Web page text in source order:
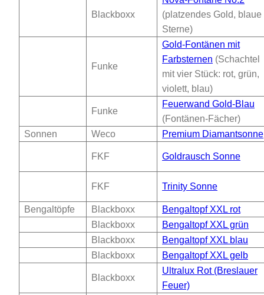
Blackboxx
(platzendes Gold, blaue
Sterne)
Funke
Gold-Fontänen mit
Farbsternen (Schachtel
mit vier Stück: rot, grün,
violett, blau)
Funke
Feuerwand Gold-Blau
(Fontänen-Fächer)
Sonnen
Weco Premium Diamantsonne
FKF Goldrausch Sonne
FKF Trinity Sonne
Bengaltöpfe Blackboxx
Bengaltopf XXL rot
Blackboxx
Bengaltopf XXL grün
Blackboxx
Bengaltopf XXL blau
Blackboxx
Bengaltopf XXL gelb
Blackboxx
Ultralux Rot (Breslauer
Feuer)